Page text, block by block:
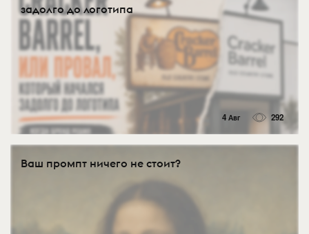
задолго до логотипа
4 Авг 292
Ваш промпт ничего не стоит?